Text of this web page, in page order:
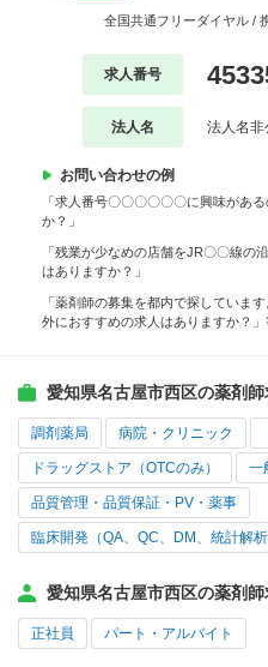
全国共通フリーダイヤル /
求人番号
法人名 法人名非
お問い合わせの例
「求人番号〇〇〇〇〇〇に興味があ
か？」
「残業が少なめの店舗をJR〇〇線の
はありますか？」
「薬剤師の募集を都内で探していま
外におすすめの求人はありますか？」
愛知県名古屋市西区の薬剤
調剤薬局 病院・クリニック
ドラッグストア（OTCのみ） 一
品質管理・品質保証・PV・薬事
臨床開発（QA、QC、DM、統計解析
愛知県名古屋市西区の薬剤
正社員 パート・アルバイト